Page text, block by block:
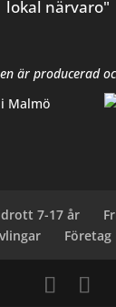
lokal närvaro"
är producerad
7-17 år
Företag